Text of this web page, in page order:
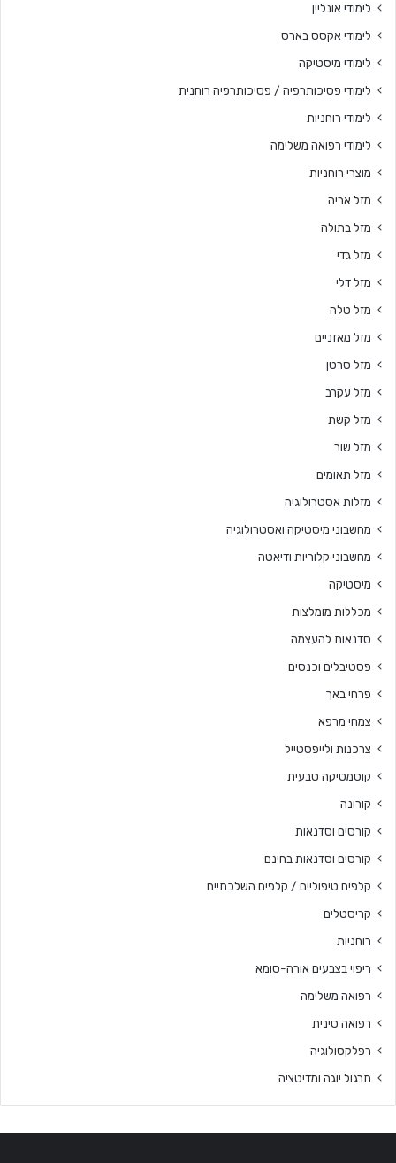
לימודי אונליין
לימודי אקסס בארס
לימודי מיסטיקה
לימודי פסיכותרפיה / פסיכותרפיה רוחנית
לימודי רוחניות
לימודי רפואה משלימה
מוצרי רוחניות
מזל אריה
מזל בתולה
מזל גדי
מזל דלי
מזל טלה
מזל מאזניים
מזל סרטן
מזל עקרב
מזל קשת
מזל שור
מזל תאומים
מזלות אסטרולוגיה
מחשבוני מיסטיקה ואסטרולוגיה
מחשבוני קלוריות ודיאטה
מיסטיקה
מכללות מומלצות
סדנאות להעצמה
פסטיבלים וכנסים
פרחי באך
צמחי מרפא
צרכנות ולייפסטייל
קוסמטיקה טבעית
קורונה
קורסים וסדנאות
קורסים וסדנאות בחינם
קלפים טיפוליים / קלפים השלכתיים
קריסטלים
רוחניות
ריפוי בצבעים אורה-סומא
רפואה משלימה
רפואה סינית
רפלקסולוגיה
תרגול יוגה ומדיטציה